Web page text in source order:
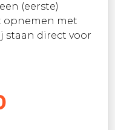
(eerste)
opnemen met
staan direct voor